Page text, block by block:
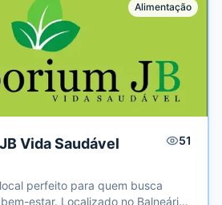
Alimentação
Vida Saudável 51
perfeito para quem busca
estar. Localizado no Balneário